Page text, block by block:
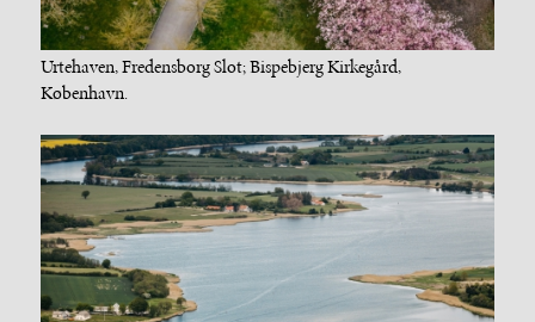
Urtehaven, Fredensborg Slot; Bispebjerg Kirkegård,
København.